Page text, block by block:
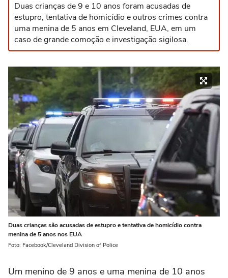
Duas crianças de 9 e 10 anos foram acusadas de
estupro, tentativa de homicídio e outros crimes contra
uma menina de 5 anos em Cleveland, EUA, em um
caso de grande comoção e investigação sigilosa.
Duas crianças são acusadas de estupro e tentativa de homicídio contra
menina de 5 anos nos EUA
Foto: Facebook/Cleveland Division of Police
Um menino de 9 anos e uma menina de 10 anos